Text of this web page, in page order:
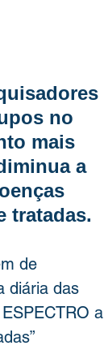
no
mais
a
tratadas.
de
diária das
a